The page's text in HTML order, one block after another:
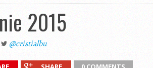
2015
@cristialbu